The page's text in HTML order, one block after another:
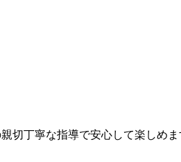
切丁寧な指導で安心して楽しめま